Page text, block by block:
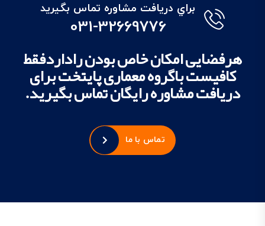
براي دريافت مشاوره تماس بگيريد
031-32669776
هرفضایی امکان خاص بودن راداردفقط
کافیست باگروه معماری پایتخت برای
دریافت مشاوره رایگان تماس بگیرید.
تماس با ما